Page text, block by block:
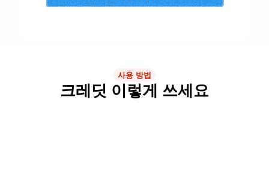
사용 방법
크레딧 이렇게 쓰세요